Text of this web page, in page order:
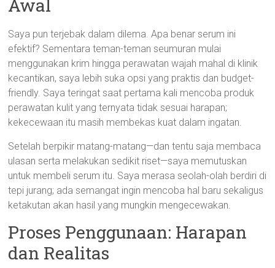
Awal
Saya pun terjebak dalam dilema. Apa benar serum ini
efektif? Sementara teman-teman seumuran mulai
menggunakan krim hingga perawatan wajah mahal di klinik
kecantikan, saya lebih suka opsi yang praktis dan budget-
friendly. Saya teringat saat pertama kali mencoba produk
perawatan kulit yang ternyata tidak sesuai harapan;
kekecewaan itu masih membekas kuat dalam ingatan.
Setelah berpikir matang-matang—dan tentu saja membaca
ulasan serta melakukan sedikit riset—saya memutuskan
untuk membeli serum itu. Saya merasa seolah-olah berdiri di
tepi jurang; ada semangat ingin mencoba hal baru sekaligus
ketakutan akan hasil yang mungkin mengecewakan.
Proses Penggunaan: Harapan
dan Realitas